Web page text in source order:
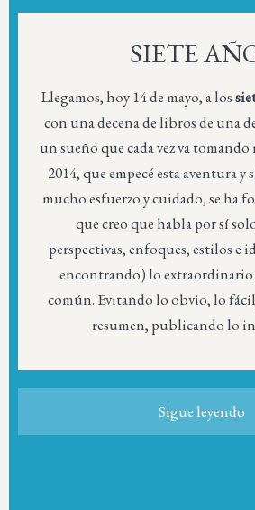
SIETE
Llegamos, hoy 14 de mayo, a los
con una decena de libros de una
un sueño que cada vez va tomando
2014, que empecé esta aventura y
mucho esfuerzo y cuidado, se ha
que creo que habla por sí
perspectivas, enfoques, estilos e
encontrando) lo extraordinario
común. Evitando lo obvio, lo
resumen, publicando lo
Sigue leyendo